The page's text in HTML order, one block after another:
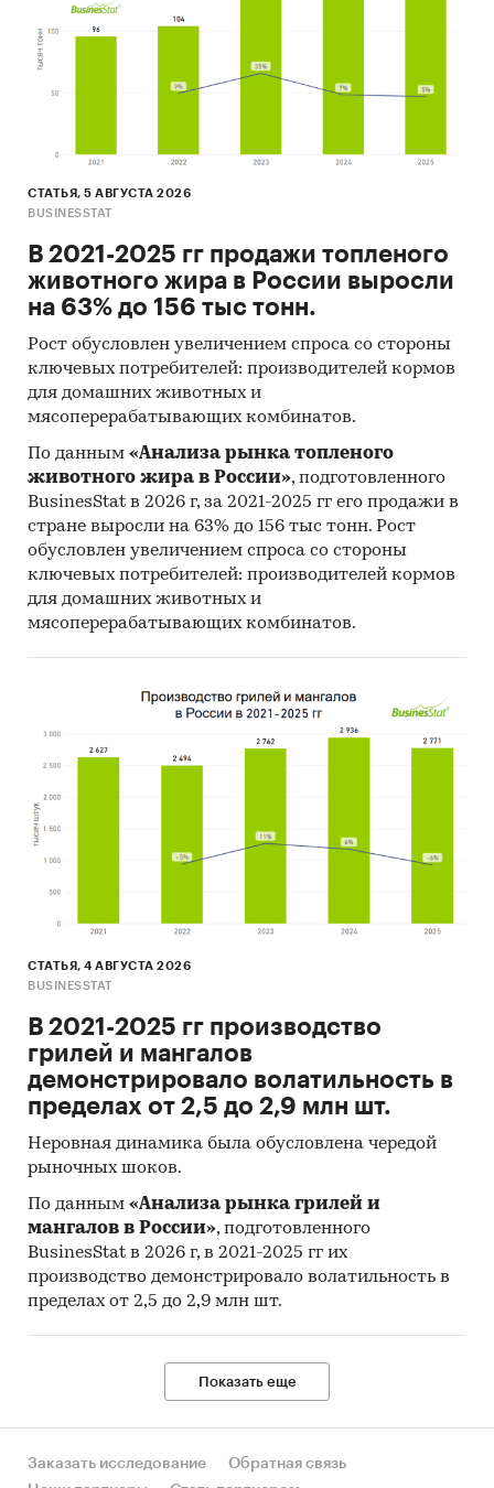
мирового рынков.
консалтинговых агентств.
(United Nations Statistics Division:
Commodity Statistics, Food and Agriculture
Organization и др.).
Материалы Международного Валютного
Фонда (International Monetary Fund).
Материалы Всемирного банка (World Bank).
Материалы ВТО (World Trade Organization).
Материалы Организации экономического
сотрудничества и развития (Organization for
Economic Cooperation and Development).
Материалы International Trade Centre.
Материалы Index Mundi.
Результаты исследований DISCOVERY
Research Group.
Объем и структура выборки
Процедура контент-анализа документов не
предполагает расчета объема выборочной
все доступные исследователю документы.
К отчету прилагается обработанная и
импорте в Россию и экспорте из России
суровых тканей из синтетики.
в себя большое число различных показателей:
Год импорта/экспорта
Месяц импорта/экспорта
Компании получатели и отправители
Страны получатели, отправители и
производители товара
Объем импорта и экспорта в натуральном
выражении
Объем импорта и экспорта в стоимостном
Содержащиеся в базе данных сведения
позволят Вам самостоятельно выполнить
Промышленность /
СТАТЬЯ, 5 АВГУСТА 2026
BUSINESSTAT
В 2021-2025 гг продажи топленого
животного жира в России выросли
на 63% до 156 тыс тонн.
Рост обусловлен увеличением спроса со стороны
ключевых потребителей: производителей кормов
для домашних животных и
мясоперерабатывающих комбинатов.
По данным «Анализа рынка топленого
животного жира в России», подготовленного
BusinesStat в 2026 г, за 2021-2025 гг его продажи в
стране выросли на 63% до 156 тыс тонн. Рост
обусловлен увеличением спроса со стороны
ключевых потребителей: производителей кормов
для домашних животных и
мясоперерабатывающих комбинатов.
СТАТЬЯ, 4 АВГУСТА 2026
BUSINESSTAT
В 2021-2025 гг производство
грилей и мангалов
демонстрировало волатильность в
пределах от 2,5 до 2,9 млн шт.
Неровная динамика была обусловлена чередой
рыночных шоков.
По данным «Анализа рынка грилей и
мангалов в России», подготовленного
BusinesStat в 2026 г, в 2021-2025 гг их
производство демонстрировало волатильность в
пределах от 2,5 до 2,9 млн шт.
Показать еще
Заказать исследование
Обратная связь